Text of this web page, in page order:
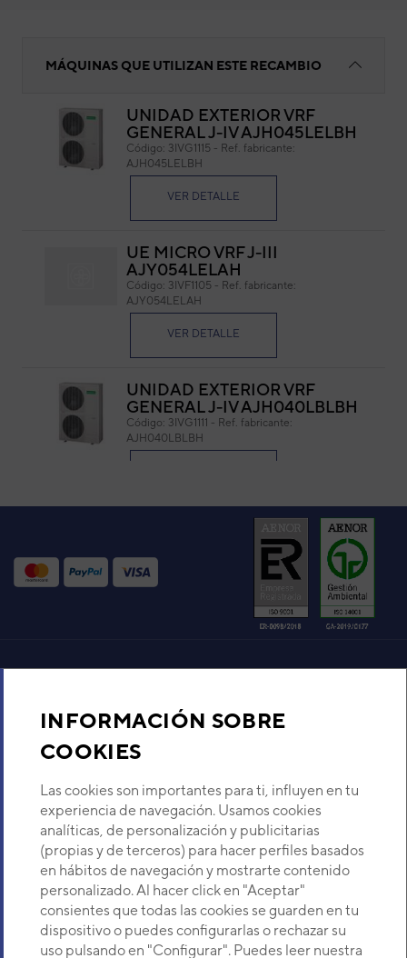
INFORMACIÓN SOBRE
COOKIES
Las cookies son importantes para ti, influyen en tu
experiencia de navegación. Usamos cookies
analíticas, de personalización y publicitarias
(propias y de terceros) para hacer perfiles basados
en hábitos de navegación y mostrarte contenido
personalizado. Al hacer click en "Aceptar"
consientes que todas las cookies se guarden en tu
dispositivo o puedes configurarlas o rechazar su
uso pulsando en "Configurar". Puedes leer nuestra
MÁQUINAS QUE UTILIZAN ESTE RECAMBIO
UNIDAD EXTERIOR VRF
GENERAL J-IV AJH045LELBH
Código: 3IVG1115 - Ref. fabricante:
AJH045LELBH
VER DETALLE
UE MICRO VRF J-III
AJY054LELAH
Código: 3IVF1105 - Ref. fabricante:
AJY054LELAH
VER DETALLE
UNIDAD EXTERIOR VRF
GENERAL J-IV AJH040LBLBH
Código: 3IVG1111 - Ref. fabricante:
AJH040LBLBH
UE MICRO VRF J-III
Código:
Ref. fabricante:
AJH045LELAH
UNIDAD EXTERIOR VRF
AJH054LBLBH
UNIDAD EXTERIOR MICRO
VRF FUJITSU AIRSTAGE J-III
AJY054LBLAH
Código:3IVF1102-Ref. fabricante:
AJY054LBLAH
VER DETALLE
UNIDAD EXTERIOR VRF
Sobre Nosotros
Descubre Eurofred
Dónde Estamos
¿Buscas un servicio técnico?